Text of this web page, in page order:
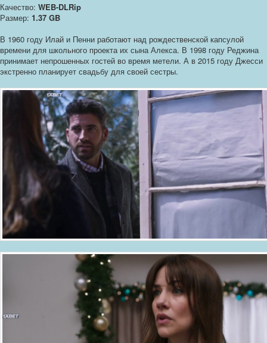
Качество: WEB-DLRip
Размер: 1.37 GB
В 1960 году Илай и Пенни работают над рождественской капсулой
времени для школьного проекта их сына Алекса. В 1998 году Реджина
принимает непрошенных гостей во время метели. А в 2015 году Джесси
экстренно планирует свадьбу для своей сестры.